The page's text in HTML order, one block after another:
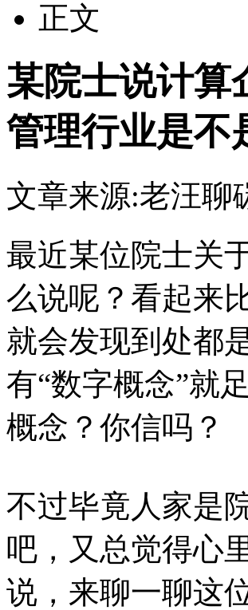
正文
某院士说计算
管理行业是不
文章来源:老汪聊
最近某位院士关
么说呢？看起来
就会发现到处都
有“数字概念”就
概念？你信吗？
不过毕竟人家是
吧，又总觉得心
说，来聊一聊这